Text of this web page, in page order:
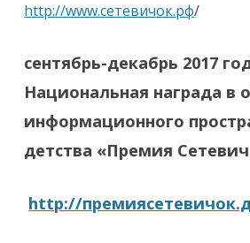
http://www.сетевичок.рф/
сентябрь-декабрь 2017
Национальная награда в
информационного
детства «Премия
http://